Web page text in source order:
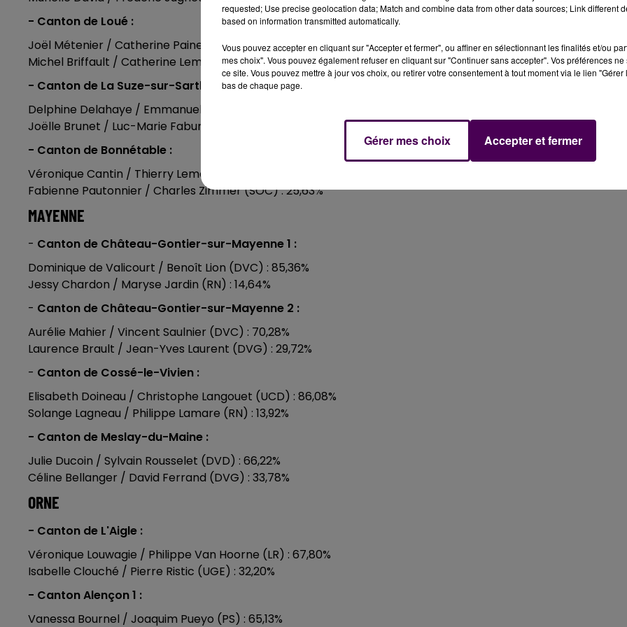
- Canton de Loué :
Joël Métenier / Catherine Paineau (UCD) : 56,94%
Michel Briffault / Catherine Lemercier (DIV) : 43,06%
- Canton de La Suze-sur-Sarthe :
Delphine Delahaye / Emmanuel Franco (UD) : 61,95%
Joëlle Brunet / Luc-Marie Faburel (UGE) : 38,05%
- Canton de Bonnétable :
Véronique Cantin / Thierry Lemonnier (DVD) : 74,37%
Fabienne Pautonnier / Charles Zimmer (SOC) : 25,63%
MAYENNE
- Canton de Château-Gontier-sur-Mayenne 1 :
Dominique de Valicourt / Benoît Lion (DVC) : 85,36%
Jessy Chardon / Maryse Jardin (RN) : 14,64%
- Canton de Château-Gontier-sur-Mayenne 2 :
Aurélie Mahier / Vincent Saulnier (DVC) : 70,28%
Laurence Brault / Jean-Yves Laurent (DVG) : 29,72%
- Canton de Cossé-le-Vivien :
Elisabeth Doineau / Christophe Langouet (UCD) : 86,08%
Solange Lagneau / Philippe Lamare (RN) : 13,92%
- Canton de Meslay-du-Maine :
Julie Ducoin / Sylvain Rousselet (DVD) : 66,22%
Céline Bellanger / David Ferrand (DVG) : 33,78%
ORNE
- Canton de L'Aigle :
Véronique Louwagie / Philippe Van Hoorne (LR) : 67,80%
Isabelle Clouché / Pierre Ristic (UGE) : 32,20%
- Canton Alençon 1 :
Vanessa Bournel / Joaquim Pueyo (PS) : 65,13%
requested; Use precise geolocation data; Match and combine data from other data sources; Link different
based on information transmitted automatically.
Vous pouvez accepter en cliquant sur "Accepter et fermer", ou affiner en sélectionnant les finalités et/ou
mes choix". Vous pouvez également refuser en cliquant sur "Continuer sans accepter". Vos préférences
ce site. Vous pouvez mettre à jour vos choix, ou retirer votre consentement à tout moment via le lien
bas de chaque page.
Gérer mes choix Accepter et fermer